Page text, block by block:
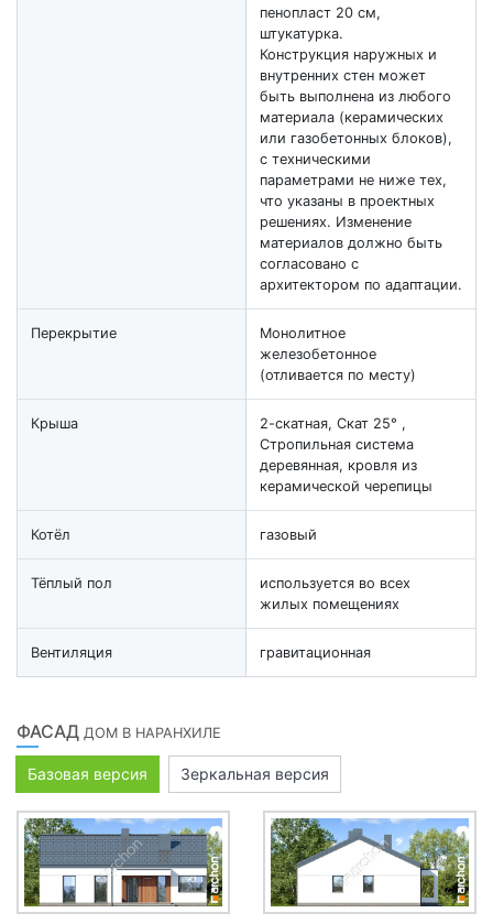
пенопласт 20 см,
штукатурка.
Конструкция наружных и
внутренних стен может
быть выполнена из любого
материала (керамических
или газобетонных блоков),
с техническими
параметрами не ниже тех,
что указаны в проектных
решениях. Изменение
материалов должно быть
согласовано с
архитектором по адаптации.
Перекрытие
Монолитное
железобетонное
(отливается по месту)
Крыша
2-скатная, Скат 25° ,
Стропильная система
деревянная, кровля из
керамической черепицы
Котёл газовый
Тёплый пол
используется во всех
жилых помещениях
Вентиляция гравитационная
ФАСАД ДОМ В НАРАНХИЛЕ
Базовая версия Зеркальная версия